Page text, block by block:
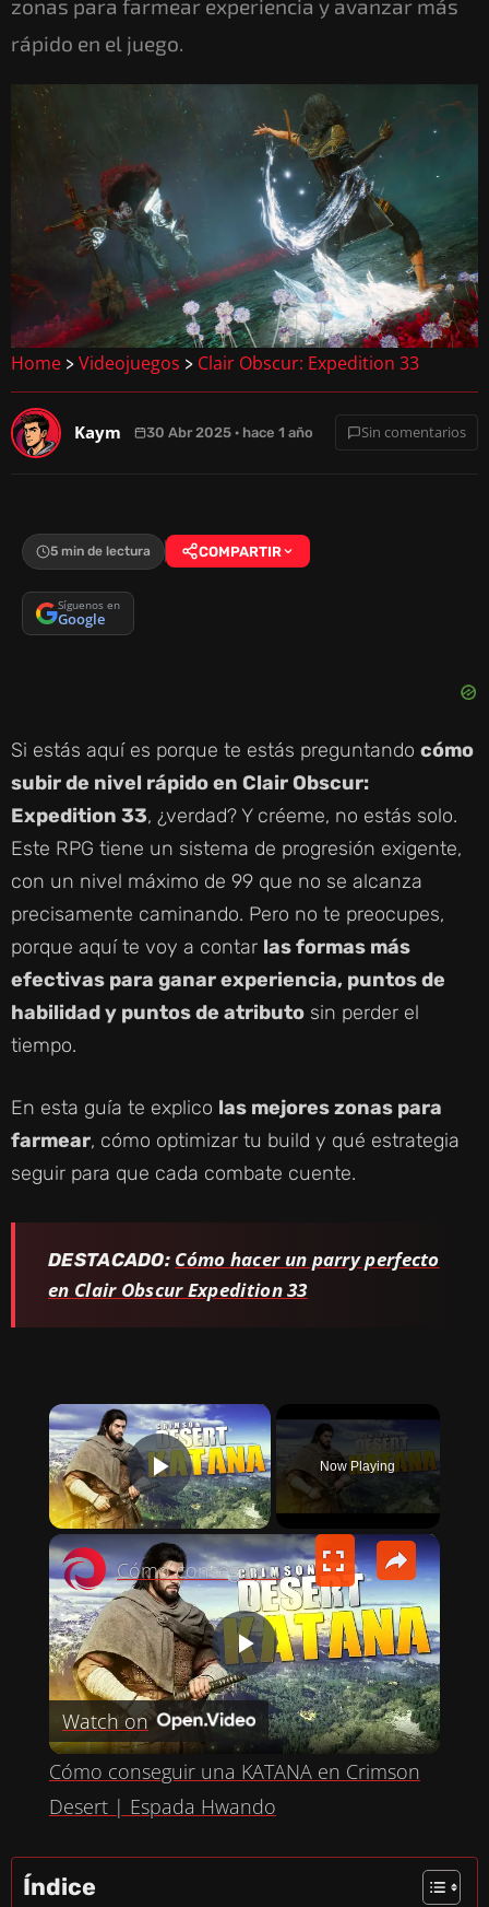
zonas para farmear experiencia y avanzar más
rápido en el juego.
Home > Videojuegos > Clair Obscur: Expedition 33
Kaym 30 Abr 2025 · hace 1 año Sin comentarios
5 min de lectura COMPARTIR
Síguenos en
Google
Si estás aquí es porque te estás preguntando cómo
subir de nivel rápido en Clair Obscur:
Expedition 33, ¿verdad? Y créeme, no estás solo.
Este RPG tiene un sistema de progresión exigente,
con un nivel máximo de 99 que no se alcanza
precisamente caminando. Pero no te preocupes,
porque aquí te voy a contar las formas más
efectivas para ganar experiencia, puntos de
habilidad y puntos de atributo sin perder el
tiempo.
En esta guía te explico las mejores zonas para
farmear, cómo optimizar tu build y qué estrategia
seguir para que cada combate cuente.
DESTACADO: Cómo hacer un parry perfecto
en Clair Obscur Expedition 33
×
PLAY VIDEO
Now Playing
×
P
L
A
Cómo conseguir una KATANA en Crimson Desert | Espada Hwando
Watch on
Cómo conseguir una KATANA en Crimson
Desert | Espada Hwando
Índice